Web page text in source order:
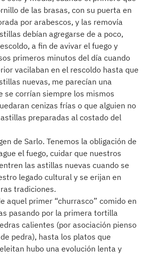
de las brasas, con su puerta en
por arabescos, y las removía
debían agregarse de a poco,
a fin de avivar el fuego y
primeros minutos del día cuando
vacilaban en el rescoldo hasta que
nuevas, me parecían una
se corrían siempre los mismos
cenizas frías o que alguien no
preparadas al costado del
de Sarlo. Tenemos la obligación de
el fuego, cuidar que nuestros
las astillas nuevas cuando se
legado cultural y se erijan en
tradiciones.
aquel primer “churrasco” comido en
pasando por la primera tortilla
calientes (por asociación pienso
pedra), hasta los platos que
hubo una evolución lenta y